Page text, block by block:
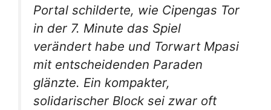
Portal schilderte, wie Cipengas Tor
in der 7. Minute das Spiel
verändert habe und Torwart Mpasi
mit entscheidenden Paraden
glänzte. Ein kompakter,
solidarischer Block sei zwar oft